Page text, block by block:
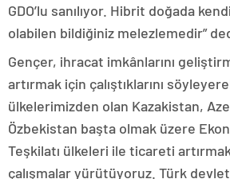
GDO’lu sanılıyor. Hibrit doğada
olabilen bildiğiniz melezlemedir”
Gençer, ihracat imkânlarını
artırmak için çalıştıklarını
ülkelerimizden olan Kazakistan,
Özbekistan başta olmak üzere
Teşkilatı ülkeleri ile ticareti
çalışmalar yürütüyoruz. Türk